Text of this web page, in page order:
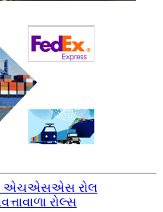
એચએસએસ રોલ
રોલ્સ